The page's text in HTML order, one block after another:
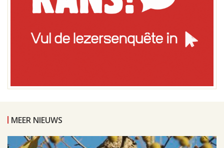
MEER NIEUWS